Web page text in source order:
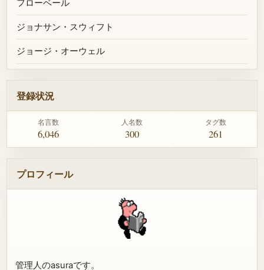
フローベール
ジョナサン・スウィフト
ジョージ・オーウェル
登録状況
名言数
6,046
人名数
300
タグ数
261
プロフィール
管理人のasuraです。